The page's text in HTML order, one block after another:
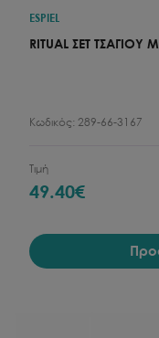
ESPIEL
RITUAL ΣΕΤ
Κωδικός: 289-66-3167
Τιμή
49.40€